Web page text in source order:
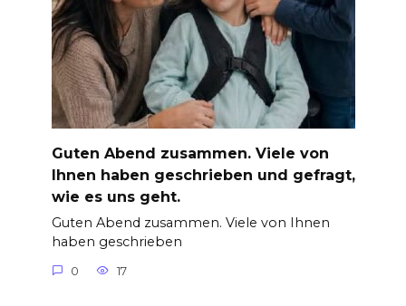
Guten Abend zusammen. Viele von
Ihnen haben geschrieben und gefragt,
wie es uns geht.
Guten Abend zusammen. Viele von Ihnen
haben geschrieben
0 17